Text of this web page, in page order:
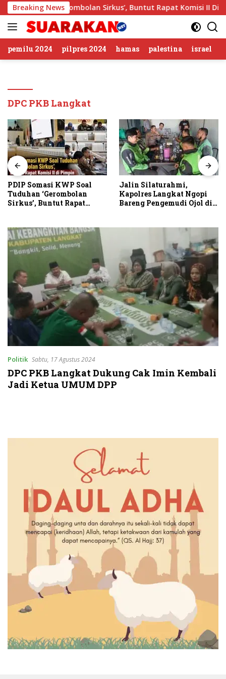
Langsung
ke
konten
Breaking News
Tuduhan ‘Gerombolan Sirkus’, Buntut Rapat Komisi II
pemilu 2024 pilpres 2024 hamas palestina israel
DPC PKB Langkat
PDIP Somasi KWP Soal
Tuduhan ‘Gerombolan
Sirkus’, Buntut Rapat
Jalin Silaturahmi,
Kapolres Langkat Ngopi
Bareng Pengemudi Ojol di
Politik Sabtu, 17 Agustus 2024
DPC PKB Langkat Dukung Cak Imin Kembali
Jadi Ketua UMUM DPP